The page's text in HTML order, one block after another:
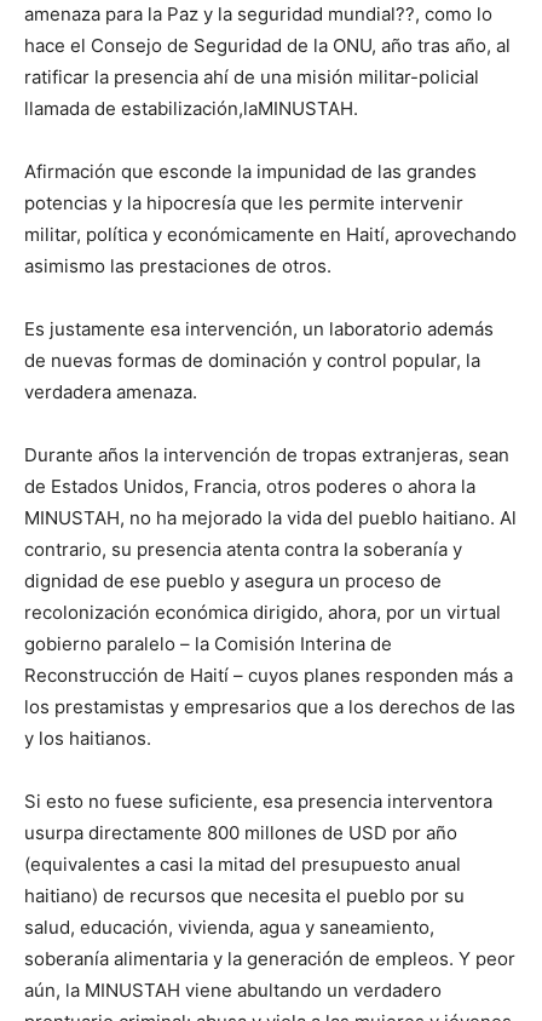
amenaza para la Paz y la seguridad mundial??, como lo
hace el Consejo de Seguridad de la ONU, año tras año, al
ratificar la presencia ahí de una misión militar-policial
llamada de estabilización,laMINUSTAH.
Afirmación que esconde la impunidad de las grandes
potencias y la hipocresía que les permite intervenir
militar, política y económicamente en Haití, aprovechando
asimismo las prestaciones de otros.
Es justamente esa intervención, un laboratorio además
de nuevas formas de dominación y control popular, la
verdadera amenaza.
Durante años la intervención de tropas extranjeras, sean
de Estados Unidos, Francia, otros poderes o ahora la
MINUSTAH, no ha mejorado la vida del pueblo haitiano. Al
contrario, su presencia atenta contra la soberanía y
dignidad de ese pueblo y asegura un proceso de
recolonización económica dirigido, ahora, por un virtual
gobierno paralelo – la Comisión Interina de
Reconstrucción de Haití – cuyos planes responden más a
los prestamistas y empresarios que a los derechos de las
y los haitianos.
Si esto no fuese suficiente, esa presencia interventora
usurpa directamente 800 millones de USD por año
(equivalentes a casi la mitad del presupuesto anual
haitiano) de recursos que necesita el pueblo por su
salud, educación, vivienda, agua y saneamiento,
soberanía alimentaria y la generación de empleos. Y peor
aún, la MINUSTAH viene abultando un verdadero